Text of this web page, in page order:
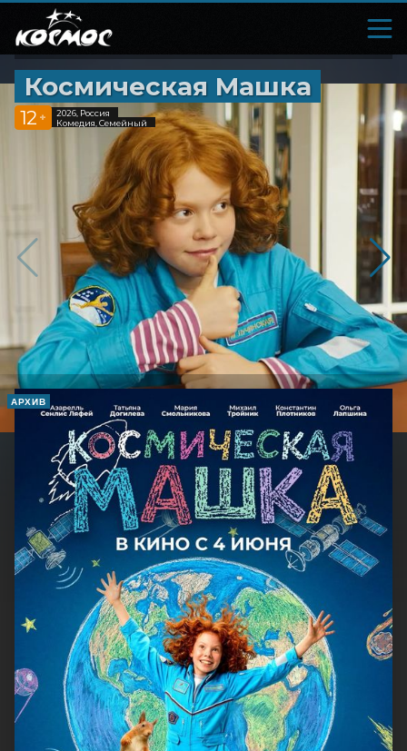
Космическая Машка
12 +
2026, Россия
Комедия, Семейный
АРХИВ